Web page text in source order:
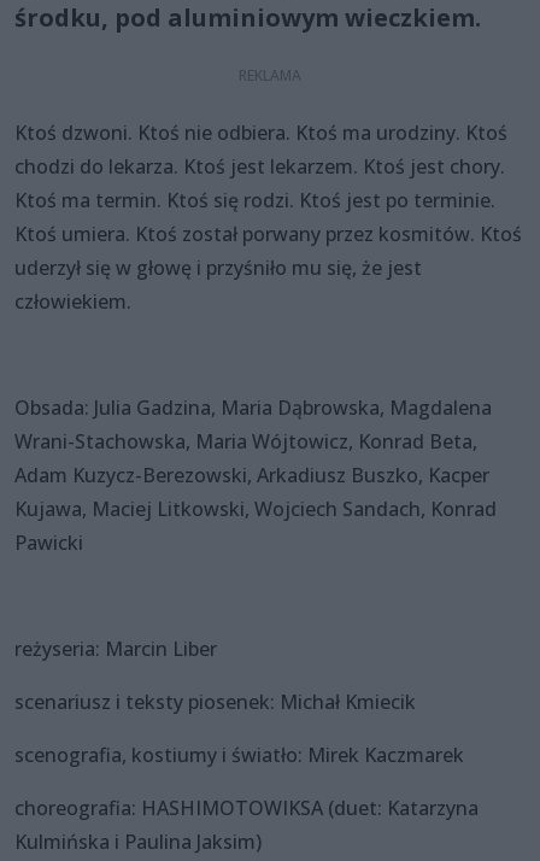
środku, pod aluminiowym wieczkiem.
Ktoś dzwoni. Ktoś nie odbiera. Ktoś ma urodziny. Ktoś
chodzi do lekarza. Ktoś jest lekarzem. Ktoś jest chory.
Ktoś ma termin. Ktoś się rodzi. Ktoś jest po terminie.
Ktoś umiera. Ktoś został porwany przez kosmitów. Ktoś
uderzył się w głowę i przyśniło mu się, że jest
człowiekiem.
Obsada: Julia Gadzina, Maria Dąbrowska, Magdalena
Wrani-Stachowska, Maria Wójtowicz, Konrad Beta,
Adam Kuzycz-Berezowski, Arkadiusz Buszko, Kacper
Kujawa, Maciej Litkowski, Wojciech Sandach, Konrad
Pawicki
reżyseria: Marcin Liber
scenariusz i teksty piosenek: Michał Kmiecik
scenografia, kostiumy i światło: Mirek Kaczmarek
choreografia: HASHIMOTOWIKSA (duet: Katarzyna
Kulmińska i Paulina Jaksim)